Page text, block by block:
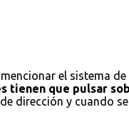
el sistema
tienen que pulsar
dirección y cuando